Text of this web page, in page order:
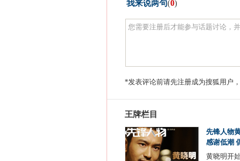
我来说两句(0)
*发表评论前请先注册成为搜狐用户
王牌栏目
先锋人物
感谢低潮
黄晓明开